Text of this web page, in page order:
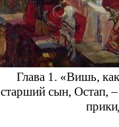
Глава 1. «Вишь,
старший сын, Остап, –